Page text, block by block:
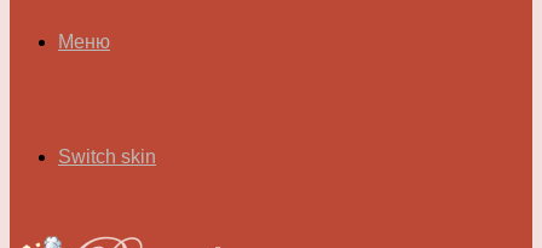
Меню
Switch skin